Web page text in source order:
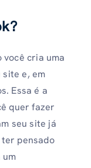
você cria uma
e, em
Essa é a
quer fazer
seu site já
pensado
um